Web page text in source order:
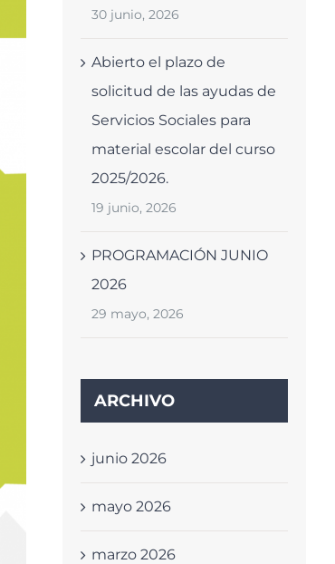
30 junio, 2026
Abierto el plazo de
solicitud de las ayudas de
Servicios Sociales para
material escolar del curso
2025/2026.
19 junio, 2026
PROGRAMACIÓN JUNIO
2026
29 mayo, 2026
ARCHIVO
junio 2026
mayo 2026
marzo 2026